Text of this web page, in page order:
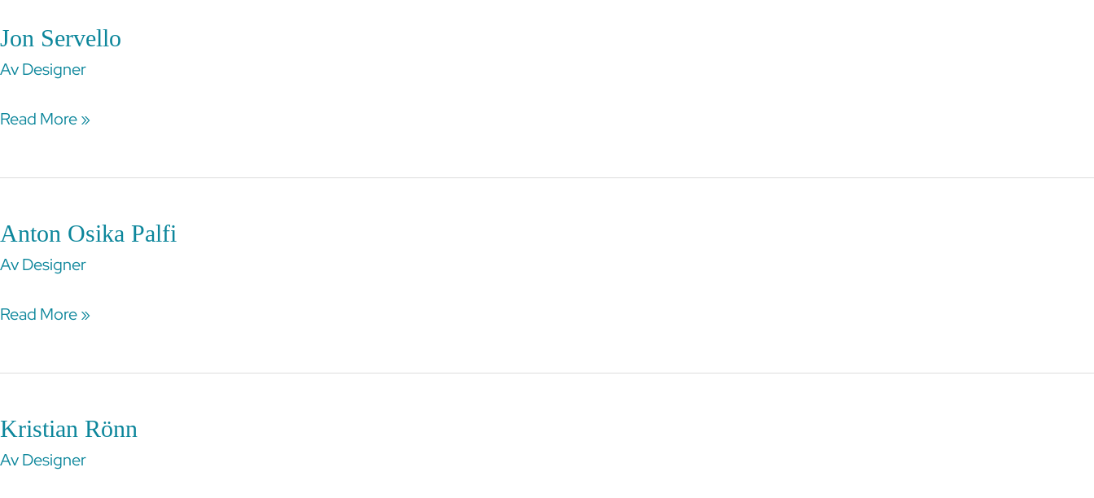
Jon Servello
AvDesigner
Jon
Servello
Read More »
Anton Osika Palfi
AvDesigner
Anton
Osika
Read More »
Kristian Rönn
AvDesigner
Kristian
Rönn